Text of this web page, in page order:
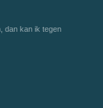
dan kan ik tegen